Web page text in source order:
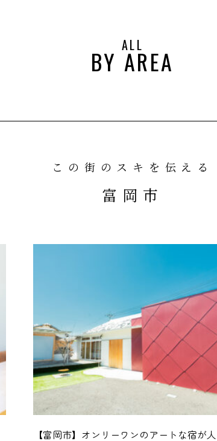
ALL
BY AREA
この街のスキを伝える
富岡市
【富岡市】オンリーワンのアートな宿が